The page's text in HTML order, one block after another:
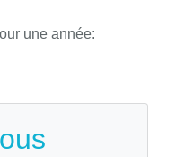
une année: